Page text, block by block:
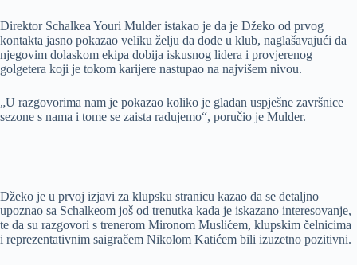
Direktor Schalkea Youri Mulder istakao je da je Džeko od prvog
kontakta jasno pokazao veliku želju da dođe u klub, naglašavajući da
njegovim dolaskom ekipa dobija iskusnog lidera i provjerenog
golgetera koji je tokom karijere nastupao na najvišem nivou.
„U razgovorima nam je pokazao koliko je gladan uspješne završnice
sezone s nama i tome se zaista radujemo“, poručio je Mulder.
Džeko je u prvoj izjavi za klupsku stranicu kazao da se detaljno
upoznao sa Schalkeom još od trenutka kada je iskazano interesovanje,
te da su razgovori s trenerom Mironom Muslićem, klupskim čelnicima
i reprezentativnim saigračem Nikolom Katićem bili izuzetno pozitivni.